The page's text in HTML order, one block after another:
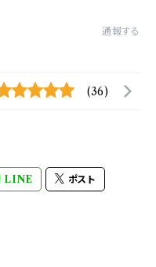
通報する
(36)
LINE ポスト